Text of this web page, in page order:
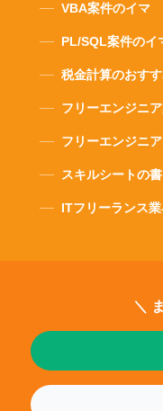
VBA案件のイマ
PL/SQL案件のイ
税金計算のおす
フリーエンジニ
フリーエンジニ
スキルシートの
ITフリーランス
＼